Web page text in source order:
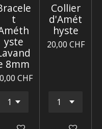
t
yste
8mm
CHF
Collier
d'Amét
hyste
20,00 CHF